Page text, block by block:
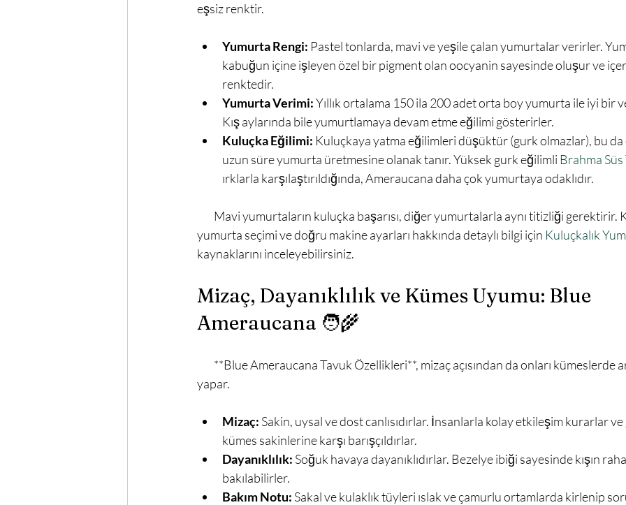
eşsiz renktir.
Yumurta Rengi: Pastel tonlarda, mavi ve yeşile çalan yumurtalar verirler.
kabuğun içine işleyen özel bir pigment olan oocyanin sayesinde oluşur ve
renktedir.
Yumurta Verimi: Yıllık ortalama 150 ila 200 adet orta boy yumurta ile iyi bir
Kış aylarında bile yumurtlamaya devam etme eğilimi gösterirler.
Kuluçka Eğilimi: Kuluçkaya yatma eğilimleri düşüktür (gurk olmazlar), bu da
uzun süre yumurta üretmesine olanak tanır. Yüksek gurk eğilimli Brahma Süs
ırklarla karşılaştırıldığında, Ameraucana daha çok yumurtaya odaklıdır.
yumurta seçimi ve doğru makine ayarları hakkında detaylı bilgi için Kuluçkalık
kaynaklarını inceleyebilirsiniz.
Mizaç, Dayanıklılık ve Kümes Uyumu: Blue
Ameraucana 🧑‍🌾
yapar.
Mizaç: Sakin, uysal ve dost canlısıdırlar. İnsanlarla kolay etkileşim kurarlar
kümes sakinlerine karşı barışçıldırlar.
Dayanıklılık: Soğuk havaya dayanıklıdırlar. Bezelye ibiği sayesinde kışın
bakılabilirler.
Bakım Notu: Sakal ve kulaklık tüyleri ıslak ve çamurlu ortamlarda kirlenip